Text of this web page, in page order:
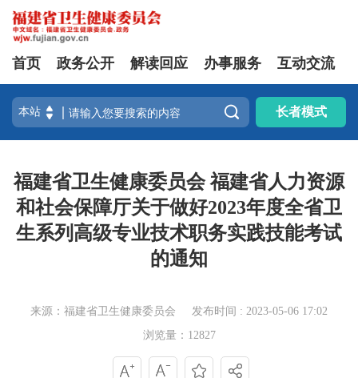
首页 政务公开 解读回应 办事服务 互动交流
 长者模式
福建省卫生健康委员会 福建省人力资源
和社会保障厅关于做好2023年度全省卫
生系列高级专业技术职务实践技能考试
的通知
来源：福建省卫生健康委员会
发布时间 : 2023-05-06 17:02
浏览量：12827